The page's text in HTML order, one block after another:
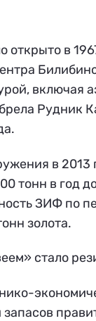
в
включая
Рудник
в
тонн в год
ЗИФ по
золота.
стало
запасов